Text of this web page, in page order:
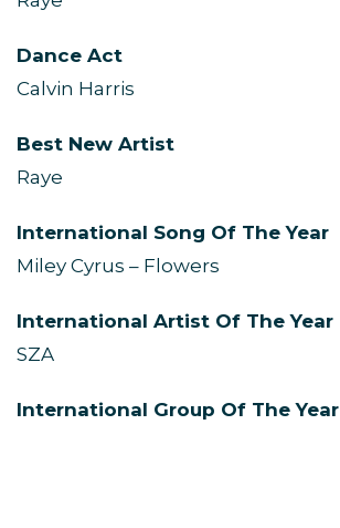
Dance Act
Calvin Harris
Best New Artist
Raye
International Song Of The Year
Miley Cyrus – Flowers
International Artist Of The Year
SZA
International Group Of The Year